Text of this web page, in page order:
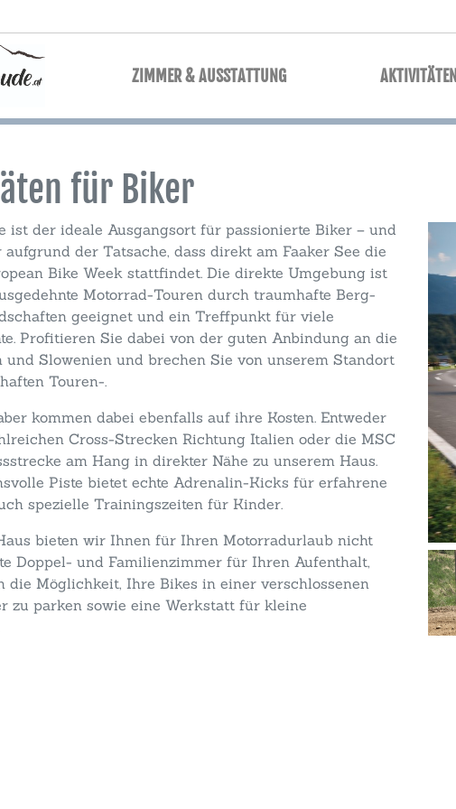
ZIMMER & AUSSTATTUNG AKTIVITÄTEN
für Biker
ist der ideale Ausgangsort für passionierte Biker – und
der Tatsache, dass direkt am Faaker See die
Bike Week stattfindet. Die direkte Umgebung ist
Motorrad-Touren durch traumhafte Berg-
geeignet und ein Treffpunkt für viele
Profitieren Sie dabei von der guten Anbindung an die
und Slowenien und brechen Sie von unserem Standort
Touren-.
kommen dabei ebenfalls auf ihre Kosten. Entweder
Cross-Strecken Richtung Italien oder die MSC
am Hang in direkter Nähe zu unserem Haus.
Piste bietet echte Adrenalin-Kicks für erfahrene
spezielle Trainingszeiten für Kinder.
bieten wir Ihnen für Ihren Motorradurlaub nicht
Doppel- und Familienzimmer für Ihren Aufenthalt,
die Möglichkeit, Ihre Bikes in einer verschlossenen
zu parken sowie eine Werkstatt für kleine